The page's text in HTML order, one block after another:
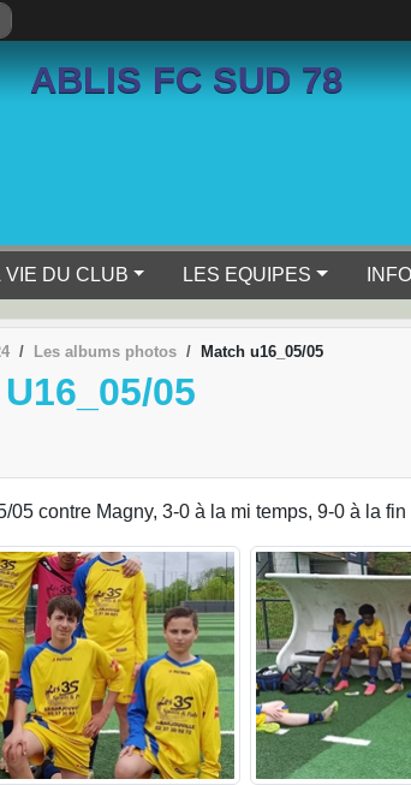
ABLIS FC SUD 78
VIE DU CLUB LES EQUIPES
Les albums photos Match u16_05/05
05
05 contre Magny, 3-0 à la mi temps, 9-0 à la
cookies